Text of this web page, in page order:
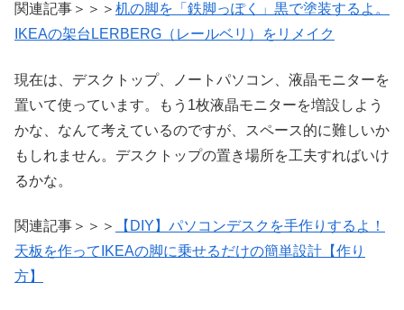
関連記事＞＞＞ 机の脚を「鉄脚っぽく」黒で塗装するよ。
IKEAの架台LERBERG（レールベリ）をリメイク
現在は、デスクトップ、ノートパソコン、液晶モニターを
置いて使っています。もう1枚液晶モニターを増設しよう
かな、なんて考えているのですが、スペース的に難しいか
もしれません。デスクトップの置き場所を工夫すればいけ
るかな。
関連記事＞＞＞
【DIY】パソコンデスクを手作りするよ！
天板を作ってIKEAの脚に乗せるだけの簡単設計【作り
方】